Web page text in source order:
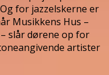
for jazzelskerne er
Musikkens Hus –
slår dørene op for
artister